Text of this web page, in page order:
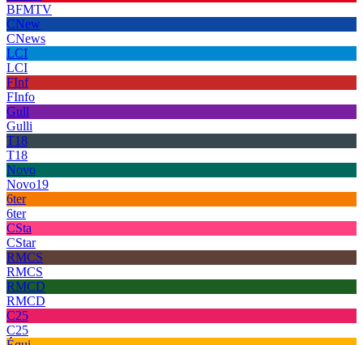
BFMTV
CNew
CNews
LCI
LCI
FInf
FInfo
Gull
Gulli
T18
T18
Novo
Novo19
6ter
6ter
CSta
CStar
RMCS
RMCS
RMCD
RMCD
C25
C25